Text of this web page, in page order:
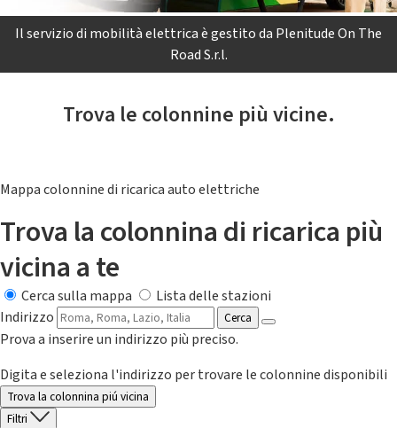
Il servizio di mobilità elettrica è gestito da Plenitude On The
Road S.r.l.
Trova le colonnine più vicine.
Mappa colonnine di ricarica auto elettriche
Trova la colonnina di ricarica più
vicina a te
Cerca sulla mappa
Lista delle stazioni
Indirizzo
Cerca
Prova a inserire un indirizzo più preciso.
Digita e seleziona l'indirizzo per trovare le colonnine disponibili
Trova la colonnina piú vicina
Filtri